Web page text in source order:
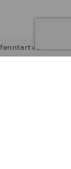
| E-mail: